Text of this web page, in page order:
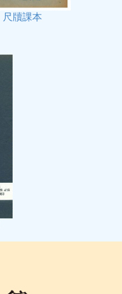
尺牘課本